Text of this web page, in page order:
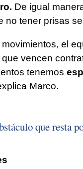
De igual
no tener prisas
el
vencen
tenemos
Marco.
que resta